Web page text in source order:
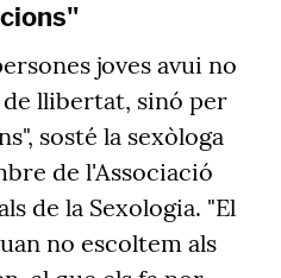
joves avui no
llibertat, sinó per
sosté la sexòloga
de l'Associació
de la Sexologia. "El
no escoltem als